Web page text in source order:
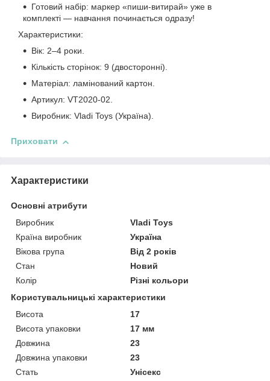
Готовий набір: маркер «пиши-витирай» уже в
комплекті — навчання починається одразу!
Характеристики:
Вік: 2–4 роки.
Кількість сторінок: 9 (двосторонні).
Матеріал: ламінований картон.
Артикул: VT2020-02.
Виробник: Vladi Toys (Україна).
Приховати
Характеристики
Основні атрибути
Виробник
Vladi Toys
Країна виробник
Україна
Вікова група
Від 2 років
Стан
Новий
Колір
Різні кольори
Користувальницькі характеристики
Висота
17
Висота упаковки
17 мм
Довжина
23
Довжина упаковки
23
Стать
Унісекс